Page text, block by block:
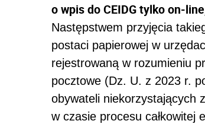
o wpis do CEIDG tylko on-
Następstwem przyjęcia
postaci papierowej w
rejestrowaną w rozumieniu
pocztowe (Dz. U. z 2023 r.
obywateli niekorzystających
w czasie procesu całkowitej